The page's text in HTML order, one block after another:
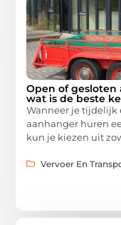
Open of gesloten
wat is de beste
Wanneer je tijdelijk
aanhanger huren
kun je kiezen uit
Vervoer En